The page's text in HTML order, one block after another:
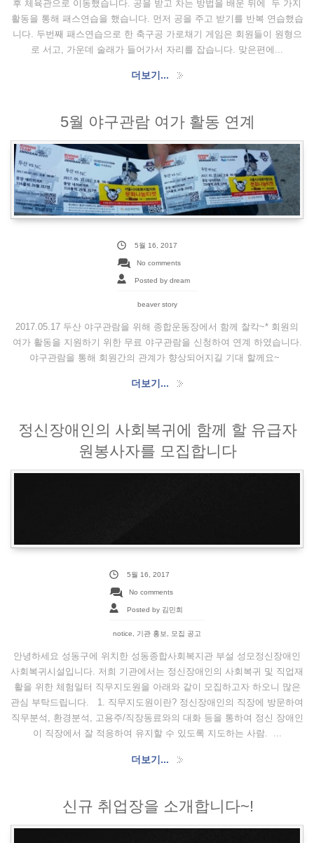
후 체육관으로 이동했습니다. 공을 받고 차는 방법을 배운 뒤에 두 가지
활동을 통해 패스연습을 했습니다. 먼저 공을 주고 받기를 반복 연습했습
니다. 두번째 패스연습으로 한 축구공 가로채기 게임은 회원들이 원형으
로 서고, 가운데 술래가 들어가서 자리를 잡습니다. 맞은편에...
더보기...
5월 야구관람 여가 활동 연계
5월 16, 2017
No comments
Posted by dream
beaver story
2017.05.17 두산 야구관람을 위해 종합운동장에서 함께 찰칵~* 회원의
여가 활동을 지원하기 위한 무료 야구관람을 신청하여 연계 하였습니다.
야구관람을 통해 회원간의 관계가 향상되어지길 기대 할께요~
더보기...
정신장애인의 사회복귀에 함께 할 유급자
원봉사자를 모집합니다
5월 16, 2017
No comments
Posted by 김민희
notice 기관 홍보 모집 공고
안녕하세요 성동구에 위치한 성동종합사회복지관 부설 성모정신장애인
사회복귀시설입니다. 저희 기관에서는 정신장애인의 사회복귀 및 직업재
활을 위한 체험일터 직무지도원을 아래와 같이 모집하고자 하오니 많은
관심 부탁드립니다. 1. 직무지도원이란? 정신장애인의 직장에 방문하여
직무분석, 환경분석, 고용주/직장동료와의 대화 등을 통하여 정신 장애인
이 직장에서 잘 적응하여 유지할 수 있도록 지도하는 사람. ...
더보기...
신규 취업장을 소개합니다~!